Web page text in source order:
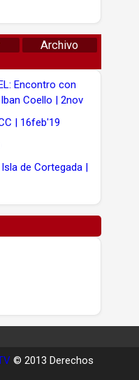
Archivo
Encontro con
Coello | 2nov
| 16feb'19
de Cortegada |
© 2013 Derechos